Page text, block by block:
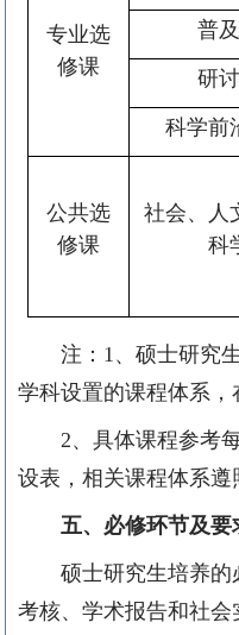
专业选
修课
普
研
科学前
公共选
修课
社会、人
科
注：1、硕士研究生
学科设置的课程体系，
2、具体课程参考每
设表，相关课程体系遵
五、必修环节及要
硕士研究生培养的
考核、学术报告和社